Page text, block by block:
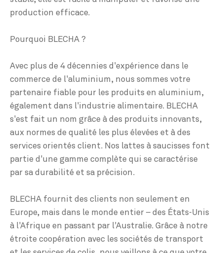
production efficace.
Pourquoi BLECHA ?
Avec plus de 4 décennies d'expérience dans le
commerce de l'aluminium, nous sommes votre
partenaire fiable pour les produits en aluminium,
également dans l'industrie alimentaire. BLECHA
s'est fait un nom grâce à des produits innovants,
aux normes de qualité les plus élevées et à des
services orientés client. Nos lattes à saucisses font
partie d'une gamme complète qui se caractérise
par sa durabilité et sa précision.
BLECHA fournit des clients non seulement en
Europe, mais dans le monde entier – des États-Unis
à l'Afrique en passant par l'Australie. Grâce à notre
étroite coopération avec les sociétés de transport